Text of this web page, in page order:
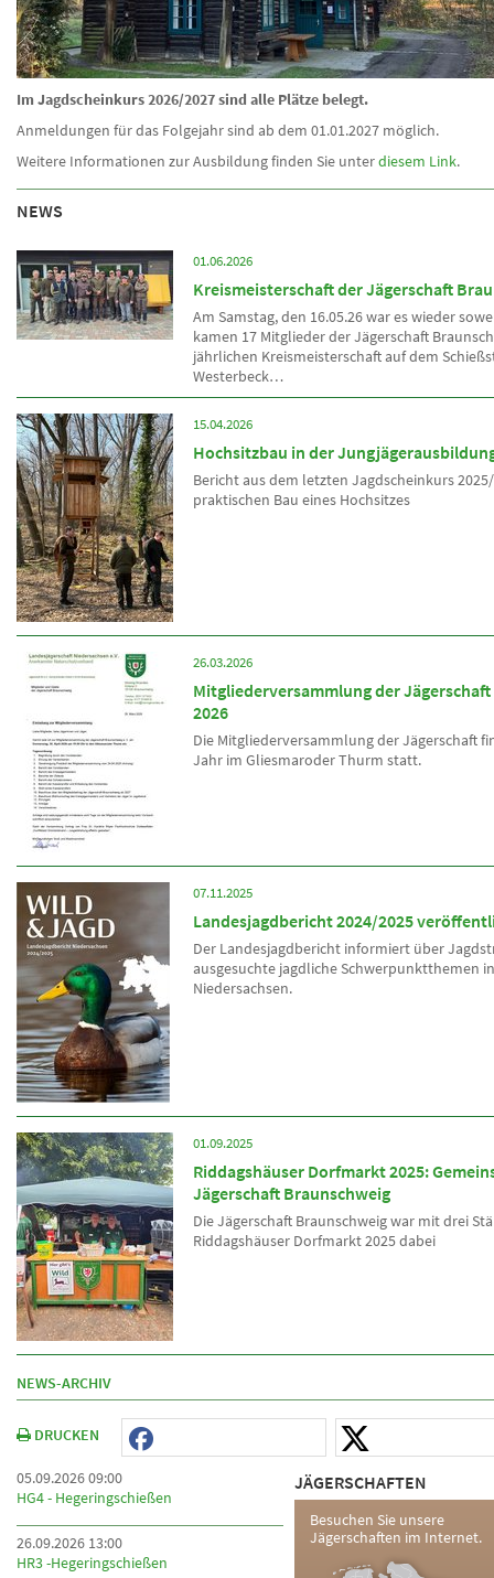
Im Jagdscheinkurs 2026/2027 sind alle Plätze belegt.
Anmeldungen für das Folgejahr sind ab dem 01.01.2027 möglich.
Weitere Informationen zur Ausbildung finden Sie unterdiesem Link.
NEWS
01.06.2026
Kreismeisterschaft der Jägerschaft
Am Samstag, den 16.05.26 war es wieder
kamen 17 Mitglieder der Jägerschaft
jährlichen Kreismeisterschaft auf dem
Westerbeck…
15.04.2026
Hochsitzbau in der
Bericht aus dem letzten Jagdscheinkurs
praktischen Bau eines Hochsitzes
26.03.2026
Mitgliederversammlung der Jägerschaft
2026
Die Mitgliederversammlung der Jägerschaft
Jahr im Gliesmaroder Thurm statt.
07.11.2025
Landesjagdbericht 2024/2025
Der Landesjagdbericht informiert über
ausgesuchte jagdliche Schwerpunktthemen in
Niedersachsen.
01.09.2025
Riddagshäuser Dorfmarkt 2025:
Jägerschaft Braunschweig
Die Jägerschaft Braunschweig war mit drei
Riddagshäuser Dorfmarkt 2025 dabei
NEWS-ARCHIV
DRUCKEN
05.09.2026 09:00
HG4 - Hegeringschießen
26.09.2026 13:00
HR3 -Hegeringschießen
JÄGERSCHAFTEN
Besuchen Sie unsere
Jägerschaften im Internet.